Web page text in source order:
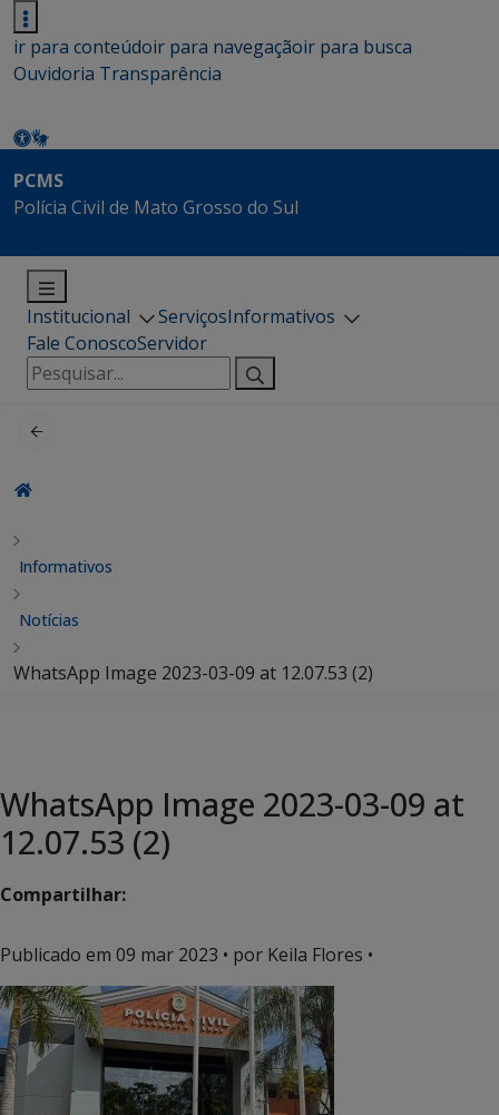
ir para conteúdoir para navegaçãoir para busca
Ouvidoria Transparência
PCMS
Polícia Civil de Mato Grosso do Sul
Institucional ServiçosInformativos
Fale ConoscoServidor
Pesquisar
por:
Informativos
Notícias
WhatsApp Image 2023-03-09 at 12.07.53 (2)
WhatsApp Image 2023-03-09 at
12.07.53 (2)
Compartilhar:
Publicado em 09 mar 2023 • por Keila Flores •